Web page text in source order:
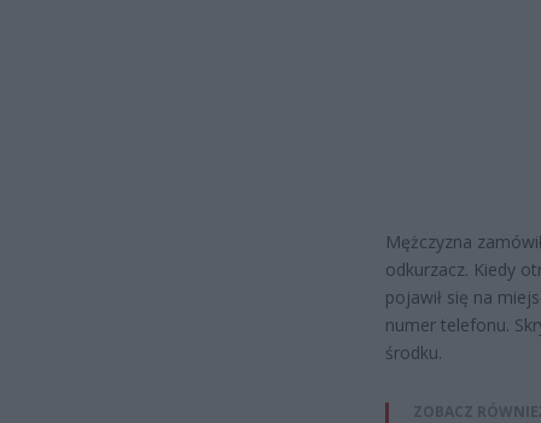
Mężczyzna
odkurzacz. Kiedy
pojawił się na
numer telefonu.
środku.
ZOBACZ